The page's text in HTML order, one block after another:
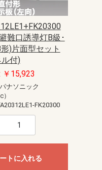
6）
ン
）
ブ
出ト
ト
ト
）
脂
ド
ヘ
12cmタイプ（
16cmタイプ（
12cmタイプ（
16cmタイプ（
本体
本体
本体
パネル
関連商品
本体
関連商品
本体
本体
難口誘導灯B級･
)片面型セット
付)
￥15,923
ナソニック
FK20300
トに入れる